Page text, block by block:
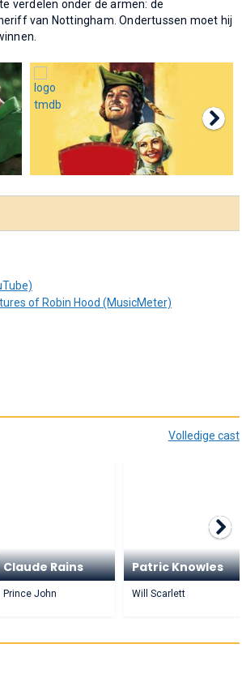
verdelen onder de armen: de
van Nottingham. Ondertussen moet hij
of Robin Hood (MusicMeter)
Volledige cast
Claude Rains
Prince John
Patric Knowles
Will Scarlett